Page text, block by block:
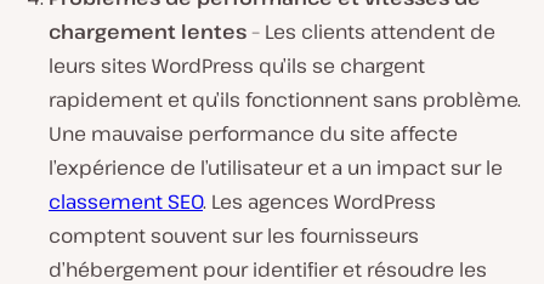
chargement lentes– Les clients attendent de
leurs sites WordPress qu’ils se chargent
rapidement et qu’ils fonctionnent sans problème.
Une mauvaise performance du site affecte
l’expérience de l’utilisateur et a un impact sur le
classement SEO. Les agences WordPress
comptent souvent sur les fournisseurs
d’hébergement pour identifier et résoudre les